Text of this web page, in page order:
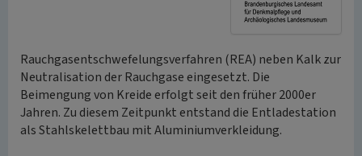
Rauchgasentschwefelungsverfahren (REA) neben Kalk zur
Neutralisation der Rauchgase eingesetzt. Die
Beimengung von Kreide erfolgt seit den früher 2000er
Jahren. Zu diesem Zeitpunkt entstand die Entladestation
als Stahlskelettbau mit Aluminiumverkleidung.